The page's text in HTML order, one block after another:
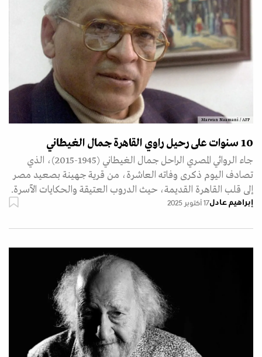
Marwan Naamani / AFP
10 سنوات على رحيل راوي القاهرة جمال الغيطاني
جاء الروائي المصري الراحل جمال الغيطاني (1945-2015)، الذي
تصادف اليوم ذكرى وفاته العاشرة، من قرية جهينة بصعيد مصر
إلى قلب القاهرة القديمة، حيث الدروب العتيقة والحكايات الآسرة.
إبراهيم عادل17 أكتوبر 2025